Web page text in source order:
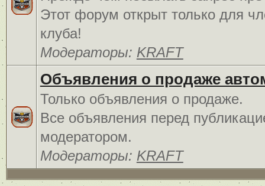
Этот форум открыт только для
клуба!
Модераторы: KRAFT
Объявления о продаже
Только объявления о продаже.
Все объявления перед
модератором.
Модераторы: KRAFT